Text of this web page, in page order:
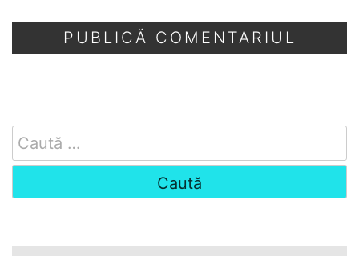
Search
for: